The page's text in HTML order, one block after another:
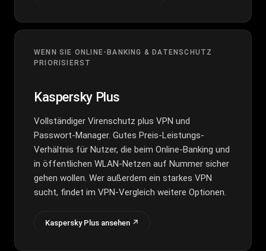
WENN SIE ONLINE-BANKING & DATENSCHUTZ
PRIORISIERST
Kaspersky Plus
Vollständiger Virenschutz plus VPN und
Passwort-Manager. Gutes Preis-Leistungs-
Verhältnis für Nutzer, die beim Online-Banking und
in öffentlichen WLAN-Netzen auf Nummer sicher
gehen wollen. Wer außerdem ein starkes VPN
sucht, findet im VPN-Vergleich weitere Optionen.
Kaspersky Plus ansehen ↗